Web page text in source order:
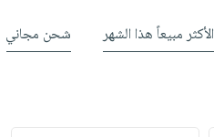
الأكثر مبيعاً هذا الشهر شحن مجاني